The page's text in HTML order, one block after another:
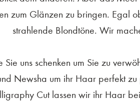
zum Glänzen zu bringen. Egal
strahlende Blondtöne. Wir
uns schenken um Sie zu
Newsha um ihr Haar perfekt
Cut lassen wir ihr Haar